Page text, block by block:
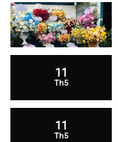
11
Th5
11
Th5